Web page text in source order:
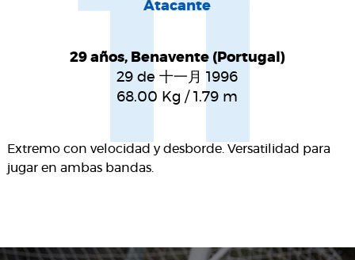
Atacante
29 años, Benavente (Portugal)
29 de 十一月 1996
68.00 Kg / 1.79 m
Extremo con velocidad y desborde. Versatilidad para
jugar en ambas bandas.11